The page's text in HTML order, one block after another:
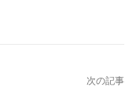
次の記事